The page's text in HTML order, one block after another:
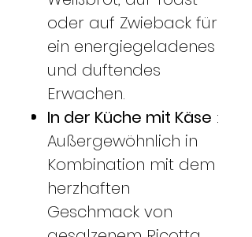
oder auf Zwieback für
ein energiegeladenes
und duftendes
Erwachen.
In der Küche mit Käse :
Außergewöhnlich in
Kombination mit dem
herzhaften
Geschmack von